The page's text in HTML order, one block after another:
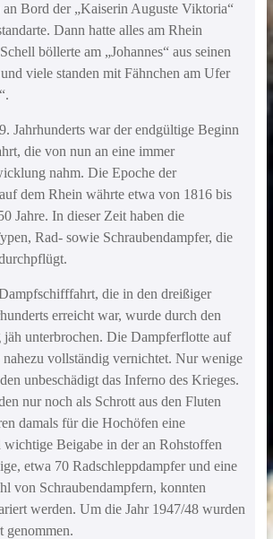
Bord der „Kaiserin Auguste Viktoria“
Dann hatte alles am Rhein
böllerte am „Johannes“ aus seinen
viele standen mit Fähnchen am Ufer
Jahrhunderts war der endgültige Beginn
die von nun an eine immer
nahm. Die Epoche der
dem Rhein währte etwa von 1816 bis
Jahre. In dieser Zeit haben die
Rad- sowie Schraubendampfer, die
die in den dreißiger
erreicht war, wurde durch den
unterbrochen. Die Dampferflotte auf
vollständig vernichtet. Nur wenige
unbeschädigt das Inferno des Krieges.
nur noch als Schrott aus den Fluten
damals für die Hochöfen eine
Beigabe in der an Rohstoffen
etwa 70 Radschleppdampfer und eine
von Schraubendampfern, konnten
werden. Um die Jahr 1947/48 wurden
genommen.